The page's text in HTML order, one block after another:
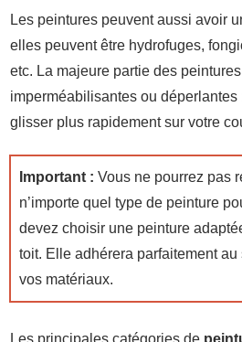
Les peintures peuvent aussi avoir
elles peuvent être hydrofuges,
etc. La majeure partie des
imperméabilisantes ou déperlantes
glisser plus rapidement sur votre
Important : Vous ne pourrez pas
n’importe quel type de peinture
devez choisir une peinture
toit. Elle adhérera parfaitement au
vos matériaux.